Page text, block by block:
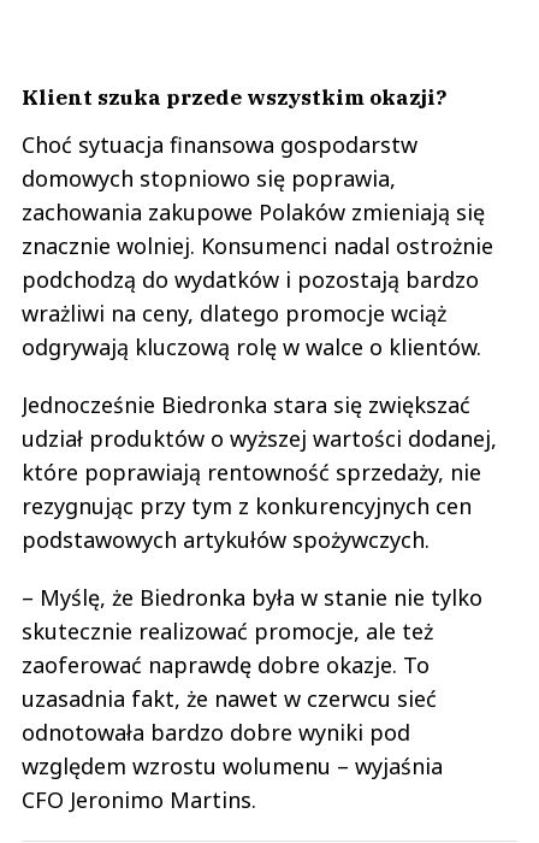
Klient szuka przede wszystkim okazji?
Choć sytuacja finansowa gospodarstw
domowych stopniowo się poprawia,
zachowania zakupowe Polaków zmieniają się
znacznie wolniej. Konsumenci nadal ostrożnie
podchodzą do wydatków i pozostają bardzo
wrażliwi na ceny, dlatego promocje wciąż
odgrywają kluczową rolę w walce o klientów.
Jednocześnie Biedronka stara się zwiększać
udział produktów o wyższej wartości dodanej,
które poprawiają rentowność sprzedaży, nie
rezygnując przy tym z konkurencyjnych cen
podstawowych artykułów spożywczych.
– Myślę, że Biedronka była w stanie nie tylko
skutecznie realizować promocje, ale też
zaoferować naprawdę dobre okazje. To
uzasadnia fakt, że nawet w czerwcu sieć
odnotowała bardzo dobre wyniki pod
względem wzrostu wolumenu – wyjaśnia
CFO Jeronimo Martins.